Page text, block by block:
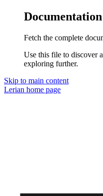
Fetch the complete
Use this file to discover
exploring further.
Skip to main content
Lerian home page